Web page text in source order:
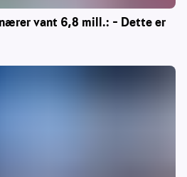
vant 6,8 mill.: – Dette er